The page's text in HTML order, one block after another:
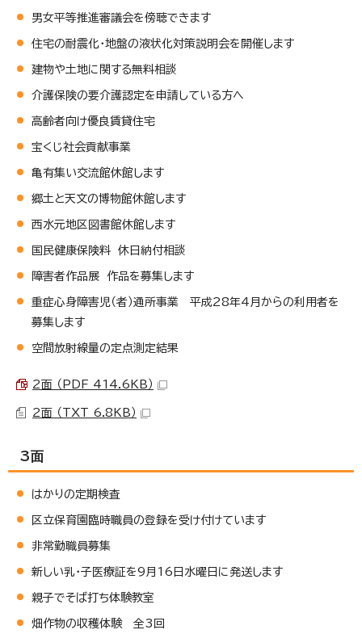
男女平等推進審議会を傍聴できます
住宅の耐震化・地盤の液状化対策説明会を開催します
建物や土地に関する無料相談
介護保険の要介護認定を申請している方へ
高齢者向け優良賃貸住宅
宝くじ社会貢献事業
亀有集い交流館休館します
郷土と天文の博物館休館します
西水元地区図書館休館します
国民健康保険料 休日納付相談
障害者作品展 作品を募集します
重症心身障害児（者）通所事業 平成28年4月からの利用者を
募集します
空間放射線量の定点測定結果
2面 （PDF 414.6KB）
2面 （TXT 6.8KB）
3面
はかりの定期検査
区立保育園臨時職員の登録を受け付けています
非常勤職員募集
新しい乳・子医療証を9月16日水曜日に発送します
親子でそば打ち体験教室
畑作物の収穫体験 全3回